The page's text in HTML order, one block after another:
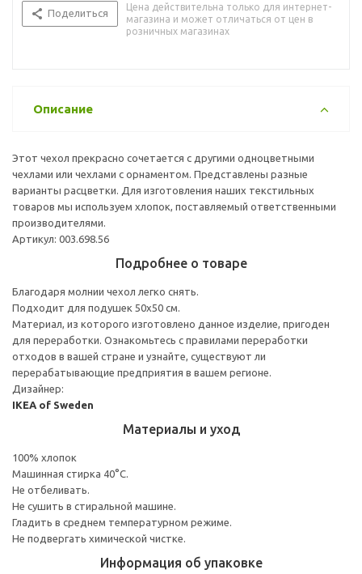
Поделиться
Цена действительна только для интернет-
магазина и может отличаться от цен в
розничных магазинах
Описание
Этот чехол прекрасно сочетается с другими одноцветными
чехлами или чехлами с орнаментом. Представлены разные
варианты расцветки. Для изготовления наших текстильных
товаров мы используем хлопок, поставляемый ответственными
производителями.
Артикул: 003.698.56
Подробнее о товаре
Благодаря молнии чехол легко снять.
Подходит для подушек 50x50 см.
Материал, из которого изготовлено данное изделие, пригоден
для переработки. Ознакомьтесь с правилами переработки
отходов в вашей стране и узнайте, существуют ли
перерабатывающие предприятия в вашем регионе.
Дизайнер:
IKEA of Sweden
Материалы и уход
100% хлопок
Машинная стирка 40°С.
Не отбеливать.
Не сушить в стиральной машине.
Гладить в среднем температурном режиме.
Не подвергать химической чистке.
Информация об упаковке